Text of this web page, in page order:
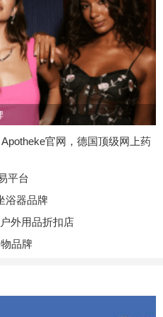
官网，德国顶级网上药
平台
浴器品牌
外用品折扣店​
品牌